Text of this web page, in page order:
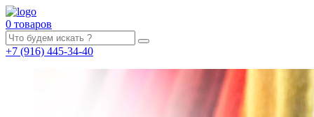
0 товаров
+7 (916) 445-34-40